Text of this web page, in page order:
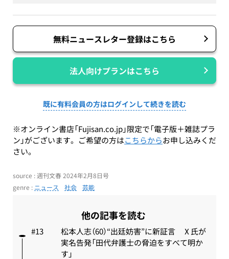
無料ニュースレター登録はこちら
法人向けプランはこちら
既に有料会員の方はログインして続きを読む
※オンライン書店「Fujisan.co.jp」限定で「電子版＋雑誌プラ
ン」がございます。ご希望の方はこちらからお申し込みくだ
さい。
source : 週刊文春 2024年2月8日号
genre : ニュース 社会 芸能
他の記事を読む
松本人志（60）“出廷妨害”に新証言 Ⅹ氏が
実名告発「田代弁護士の脅迫をすべて明か
す」